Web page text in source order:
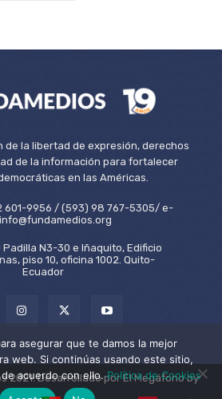
de la libertad de expresión, derechos
de la información para fortalecer
en las Américas.
601-9956 / (593) 98 767-5305/ e-
N3-30 e Iñaquito, Edificio
piso 10, oficina 1002. Quito-
Ecuador
2021. Desarrollado por El Megáfono by
asegurar que te damos la mejor
web. Si continúas usando este sitio,
acuerdo con ello.Política de Cookies